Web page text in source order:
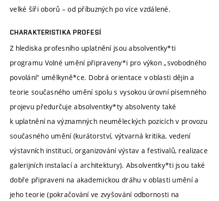
velké šíři oborů – od příbuzných po více vzdálené.
CHARAKTERISTIKA PROFESÍ
Z hlediska profesního uplatnění jsou absolventky*ti
programu Volné umění připraveny*i pro výkon „svobodného
povolání“ umělkyně*ce. Dobrá orientace v oblasti dějin a
teorie současného umění spolu s vysokou úrovní písemného
projevu předurčuje absolventky*ty absolventy také
k uplatnění na významných neuměleckých pozicích v provozu
současného umění (kurátorství, výtvarná kritika, vedení
výstavních institucí, organizování výstav a festivalů, realizace
galerijních instalací a architektury). Absolventky*ti jsou také
dobře připraveni na akademickou dráhu v oblasti umění a
jeho teorie (pokračování ve zvyšování odbornosti na